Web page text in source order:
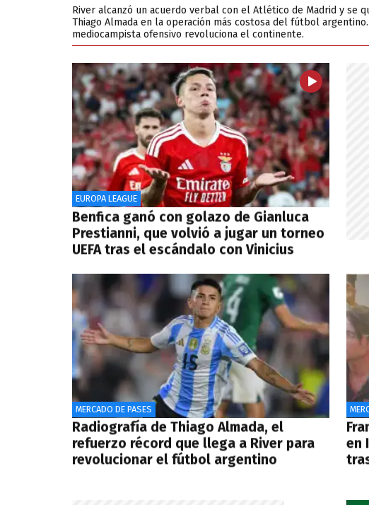
River alcanzó un acuerdo verbal con el Atlético de Madrid y se
Thiago Almada en la operación más costosa del fútbol
mediocampista ofensivo revoluciona el continente.
EUROPA LEAGUE
Benfica ganó con golazo de Gianluca
Prestianni, que volvió a jugar un torneo
UEFA tras el escándalo con Vinicius
MERCADO DE PASES
Radiografía de Thiago Almada, el
refuerzo récord que llega a River para
revolucionar el fútbol argentino
en